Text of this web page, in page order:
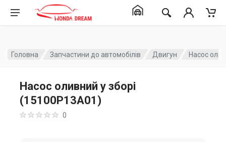
Головна Запчастини до автомобілів Двигун Насос
Насос оливний у зборі
(15100P13A01)
0